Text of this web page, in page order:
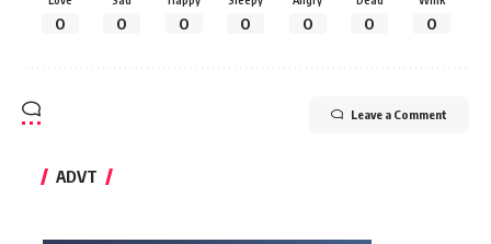
0 0 0 0 0 0 0
Leave a Comment
ADVT